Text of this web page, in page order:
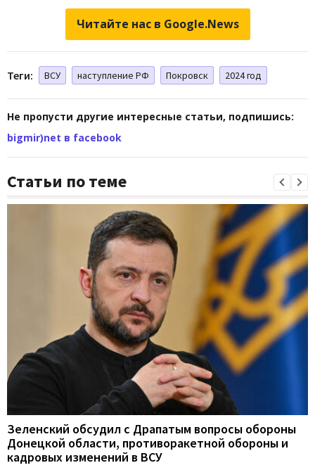
Читайте нас в Google.News
Теги: ВСУ наступление РФ Покровск 2024 год
Не пропусти другие интересные статьи, подпишись:
bigmir)net в facebook
Статьи по теме
Зеленский обсудил с Драпатым вопросы обороны
Донецкой области, противоракетной обороны и
кадровых изменений в ВСУ